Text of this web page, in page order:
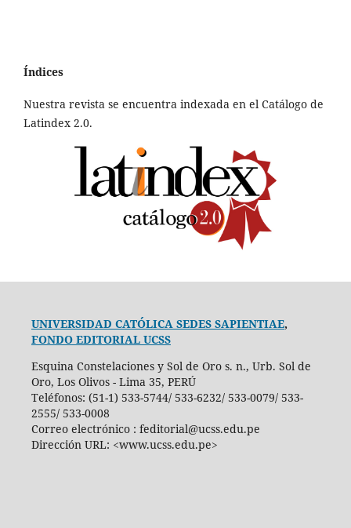
Índices
Nuestra revista se encuentra indexada en el Catálogo de
Latindex 2.0.
UNIVERSIDAD CATÓLICA SEDES SAPIENTIAE,
FONDO EDITORIAL UCSS
Esquina Constelaciones y Sol de Oro s. n., Urb. Sol de
Oro, Los Olivos - Lima 35, PERÚ
Teléfonos: (51-1) 533-5744/ 533-6232/ 533-0079/ 533-
2555/ 533-0008
Correo electrónico : feditorial@ucss.edu.pe
Dirección URL: <www.ucss.edu.pe>